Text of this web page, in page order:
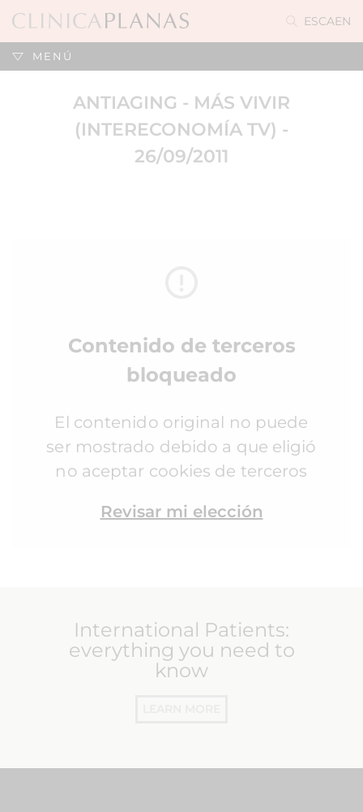
ESCAEN
MENÚ
ANTIAGING - MÁS VIVIR
(INTERECONOMÍA TV) -
26/09/2011
Contenido de terceros
bloqueado
El contenido original no puede
ser mostrado debido a que eligió
no aceptar cookies de terceros
Revisar mi elección
International Patients:
everything you need to
know